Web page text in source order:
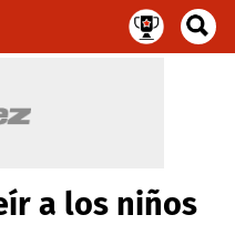
a los niños